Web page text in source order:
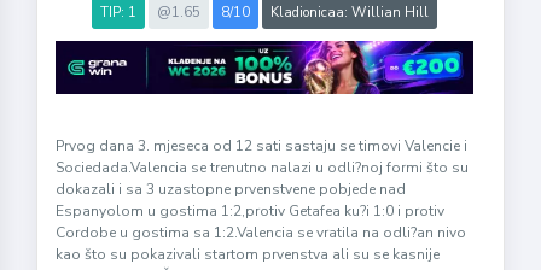
TIP: 1 @1.65 8/10 Kladionicaa: Willian Hill
Prvog dana 3. mjeseca od 12 sati sastaju se timovi Valencie i
Sociedada.Valencia se trenutno nalazi u odli?noj formi što su
dokazali i sa 3 uzastopne prvenstvene pobjede nad
Espanyolom u gostima 1:2,protiv Getafea ku?i 1:0 i protiv
Cordobe u gostima sa 1:2.Valencia se vratila na odli?an nivo
kao što su pokazivali startom prvenstva ali su se kasnije